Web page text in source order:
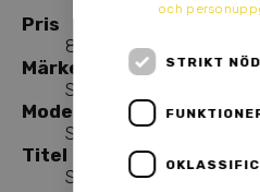
Pris
87 900,00 kr
Märke
Ski-doo
Modell
SUMMIT SP 154 850 E-
Titel
Ski-doo SUMMIT SP
och
STRIKT